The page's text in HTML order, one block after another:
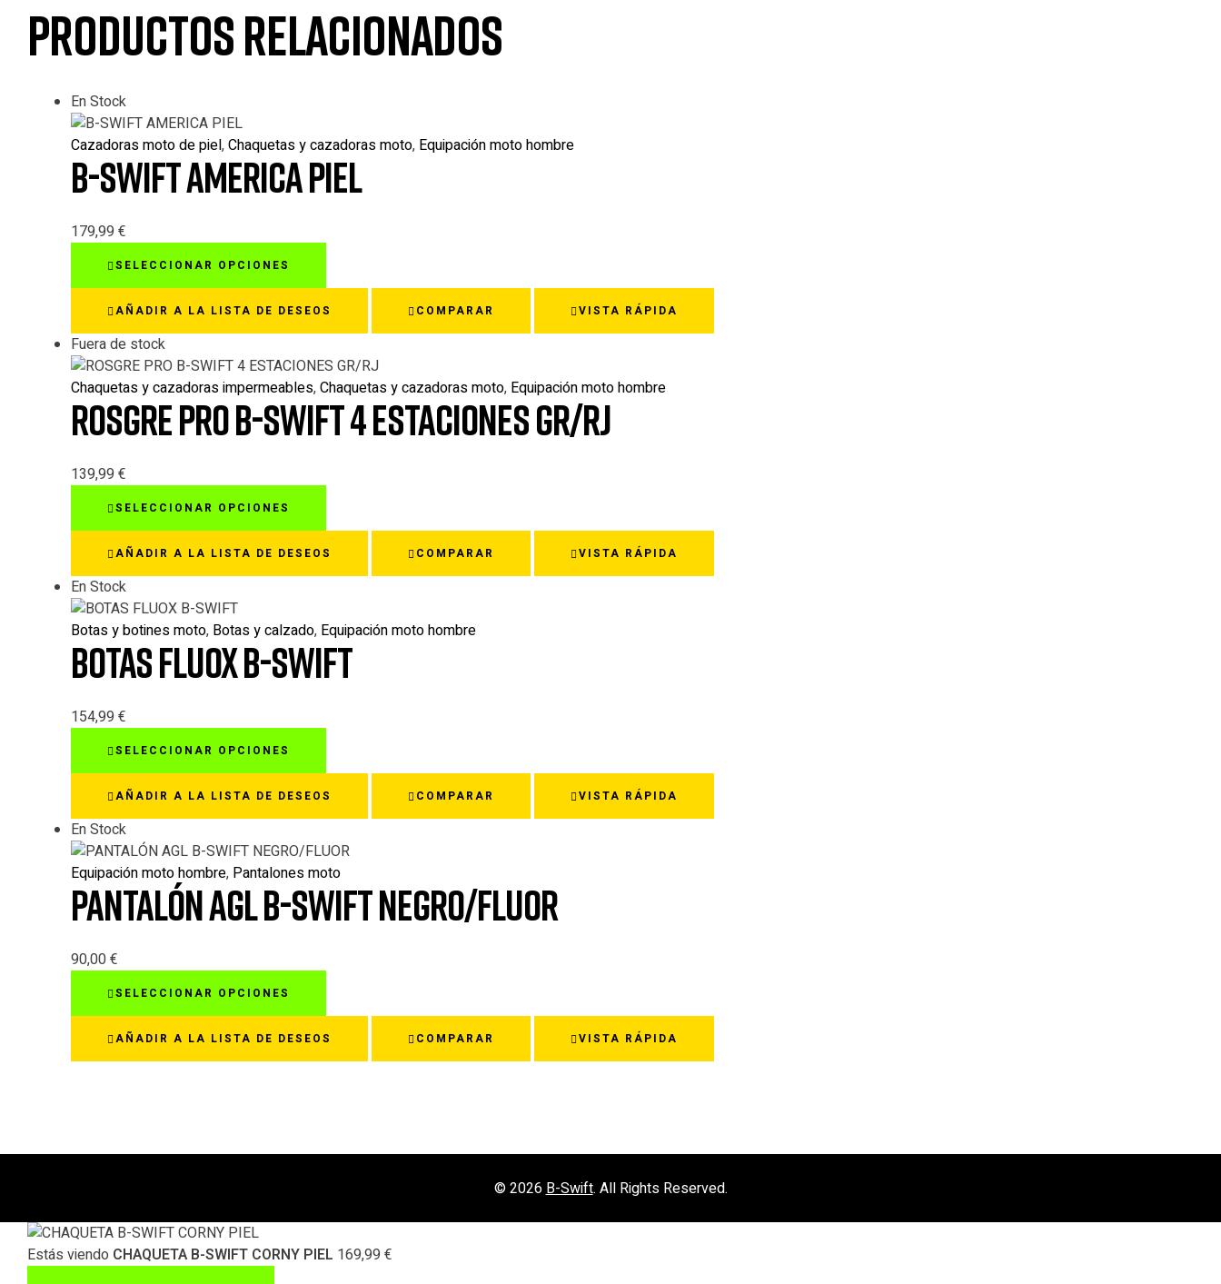
Productos relacionados
En Stock
Cazadoras moto de piel,Chaquetas y cazadoras moto, Equipación moto hombre
B-SWIFT AMERICA PIEL
179,99 €
SELECCIONAR OPCIONES
múltiples
variantes.
Las
opciones
se
pueden
la
de
producto
AÑADIR A LA LISTA DE DESEOS COMPARAR VISTA RÁPIDA
Fuera de stock
Chaquetas y cazadoras impermeables,Chaquetas y cazadoras moto, Equipación moto hombre
ROSGRE PRO B-SWIFT 4 ESTACIONES GR/RJ
139,99 €
SELECCIONAR OPCIONES
múltiples
variantes.
opciones
se
pueden
la
de
producto
AÑADIR A LA LISTA DE DESEOS COMPARAR VISTA RÁPIDA
En Stock
Botas y botines moto, Botas y calzado, Equipación moto hombre
BOTAS FLUOX B-SWIFT
154,99 €
SELECCIONAR OPCIONES
múltiples
variantes.
Las
opciones
se
pueden
la
de
producto
AÑADIR A LA LISTA DE DESEOS COMPARAR VISTA RÁPIDA
En Stock
Equipación moto hombre, Pantalones moto
PANTALÓN AGL B-SWIFT NEGRO/FLUOR
90,00€
SELECCIONAR OPCIONES
múltiples
variantes.
pueden
la
de
AÑADIR A LA LISTA DE DESEOS COMPARAR VISTA RÁPIDA
© 2026 B-Swift. All Rights Reserved.
Estás viendo CHAQUETA B-SWIFT CORNY PIEL 169,99 €